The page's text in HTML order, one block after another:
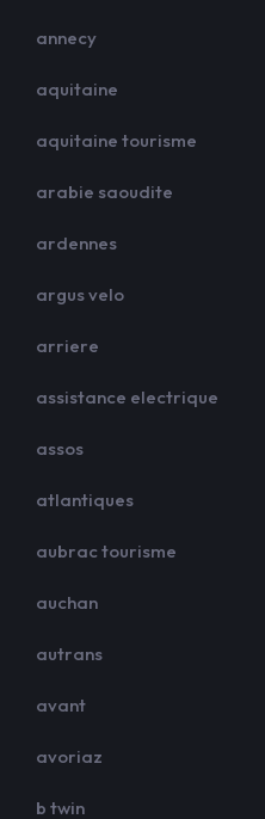
annecy
aquitaine
aquitaine tourisme
arabie saoudite
ardennes
argus velo
arriere
assistance electrique
assos
atlantiques
aubrac tourisme
auchan
autrans
avant
avoriaz
b twin